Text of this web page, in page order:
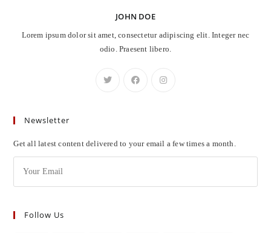
JOHN DOE
Lorem ipsum dolor sit amet, consectetur adipiscing elit. Integer nec
odio. Praesent libero.
Newsletter
Get all latest content delivered to your email a few times a month.
Follow Us